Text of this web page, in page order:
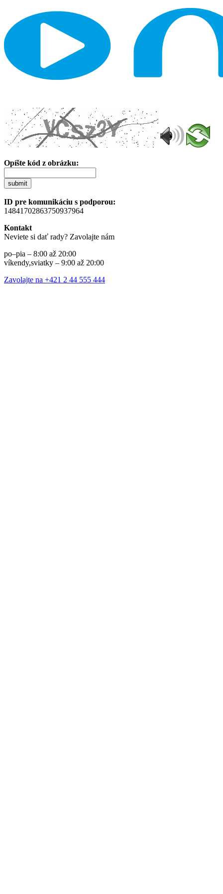
Opíšte kód z obrázku:
submit
ID pre komunikáciu s podporou:
14841702863750937964
Kontakt
Neviete si dať rady? Zavolajte nám
po–pia – 8:00 až 20:00
víkendy,sviatky – 9:00 až 20:00
Zavolajte na +421 2 44 555 444